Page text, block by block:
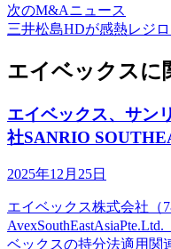
次のM&Aニュース
三井松島HDが感熱レジ
エイベックスに
エイベックス、サン
社SANRIO
2025年12月25日
エイベックス株式会社（
ベックスの持分法適用関